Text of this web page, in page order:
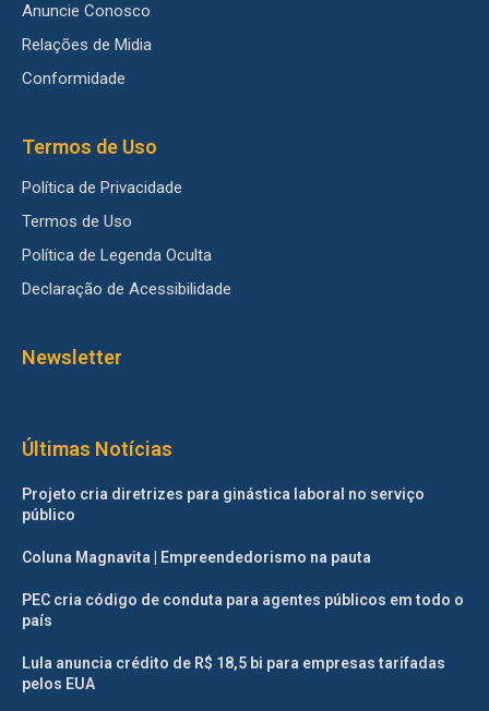
Anuncie Conosco
Relações de Midia
Conformidade
Termos de Uso
Política de Privacidade
Termos de Uso
Política de Legenda Oculta
Declaração de Acessibilidade
Newsletter
Últimas Notícias
Projeto cria diretrizes para ginástica laboral no serviço
público
Coluna Magnavita | Empreendedorismo na pauta
PEC cria código de conduta para agentes públicos em todo o
país
Lula anuncia crédito de R$ 18,5 bi para empresas tarifadas
pelos EUA